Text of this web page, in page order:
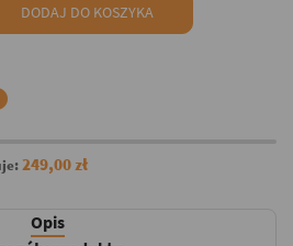
DODAJ DO KOSZYKA
249,00 zł
Opis